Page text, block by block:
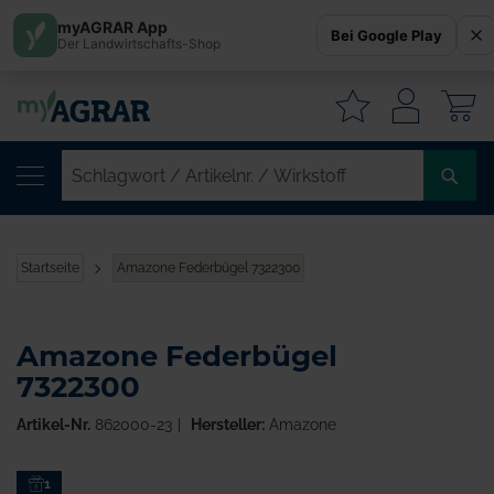
Startseite Amazone Federbügel 7322300
Zum1
Amazone Federbügel
7322300
Artikel-Nr. 862000-23 Hersteller:Amazone
myAGRAR App
Der Landwirtschafts-Shop Bei Google Play